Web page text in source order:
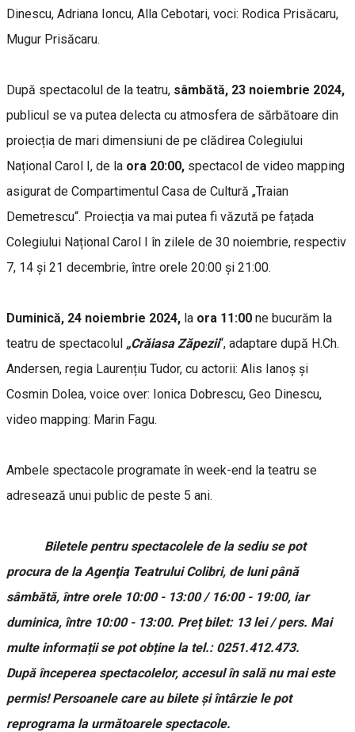
Dinescu, Adriana Ioncu, Alla Cebotari, voci: Rodica Prisăcaru,
Mugur Prisăcaru.
După spectacolul de la teatru, sâmbătă, 23 noiembrie 2024,
publicul se va putea delecta cu atmosfera de sărbătoare din
proiecția de mari dimensiuni de pe clădirea Colegiului
Național Carol I, de la ora 20:00, spectacol de video mapping
asigurat de Compartimentul Casa de Cultură „Traian
Demetrescu“. Proiecția va mai putea fi văzută pe fațada
Colegiului Național Carol I în zilele de 30 noiembrie, respectiv
7, 14 și 21 decembrie, între orele 20:00 și 21:00.
Duminică, 24 noiembrie 2024, la ora 11:00 ne bucurăm la
teatru de spectacolul „Crăiasa Zăpezii“, adaptare după H.Ch.
Andersen, regia Laurențiu Tudor, cu actorii: Alis Ianoș și
Cosmin Dolea, voice over: Ionica Dobrescu, Geo Dinescu,
video mapping: Marin Fagu.
Ambele spectacole programate în week-end la teatru se
adresează unui public de peste 5 ani.
Biletele pentru spectacolele de la sediu se pot
procura de la Agenţia Teatrului Colibri, de luni până
sâmbătă, între orele 10:00 - 13:00 / 16:00 - 19:00, iar
duminica, între 10:00 - 13:00. Preț bilet: 13 lei / pers. Mai
multe informații se pot obține la tel.: 0251.412.473.
După începerea spectacolelor, accesul în sală nu mai este
permis! Persoanele care au bilete și întârzie le pot
reprograma la următoarele spectacole.